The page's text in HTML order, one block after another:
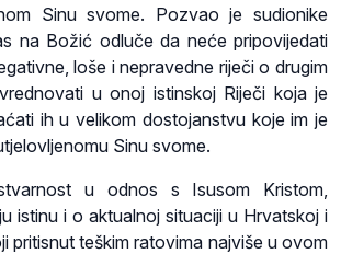
Sinu svome. Pozvao je sudionike
na Božić odluče da neće pripovijedati
loše i nepravedne riječi o drugim
u onoj istinskoj Riječi koja je
ih u velikom dostojanstvu koje im je
Sinu svome.
u odnos s Isusom Kristom,
istinu i o aktualnoj situaciji u Hrvatskoj i
pritisnut teškim ratovima najviše u ovom